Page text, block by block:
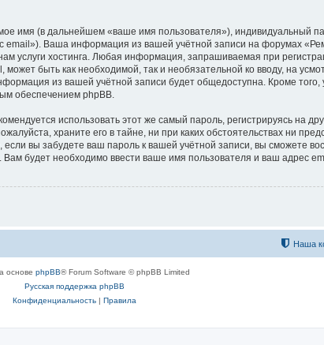
имя (в дальнейшем «ваше имя пользователя»), индивидуальный
Ваша информация из вашей учётной записи на форумах
услуги хостинга. Любая информация, запрашиваемая при
быть как необходимой, так и необязательной ко вводу, на
из вашей учётной записи будет общедоступна. Кроме того,
обеспечением phpBB.
использовать этот же самый пароль, регистрируясь на
храните его в тайне, ни при каких обстоятельствах ни
вы забудете ваш пароль к вашей учётной записи, вы сможете
будет необходимо ввести ваше имя пользователя и ваш адрес
Наша
основе phpBB® Forum Software © phpBB Limited
Русская поддержка phpBB
Конфиденциальность| Правила